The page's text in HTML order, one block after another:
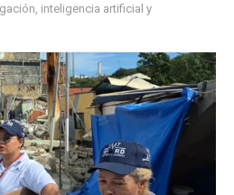
inteligencia artificial y